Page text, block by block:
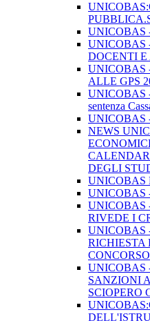
UNICOBAS
UNICOBAS
DOCENTI
UNICOBAS
ALLE GPS
UNICOBAS -
sentenza
UNICOBAS -
NEWS
DEGLI
UNICOBAS
UNICOBAS
UNICOBAS
RIVEDE I
UNICOBAS
RICHIESTA
UNICOBAS
SANZIONI
SCIOPERO